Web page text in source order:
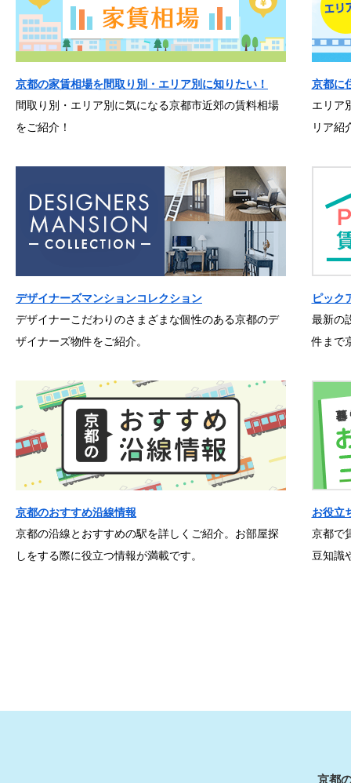
京都の家賃相場を間取り別・エリア別に知りたい！
間取り別・エリア別に気になる京都市近郊の賃料相場
をご紹介！
京都に
エリア
リア紹
デザイナーズマンションコレクション
デザイナーこだわりのさまざまな個性のある京都のデ
ザイナーズ物件をご紹介。
ピック
最新の
件まで
京都のおすすめ沿線情報
京都の沿線とおすすめの駅を詳しくご紹介。お部屋探
しをする際に役立つ情報が満載です。
お役立
京都で
豆知識
京都